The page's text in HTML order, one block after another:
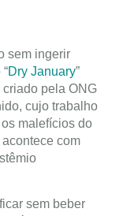
sem ingerir
Dry January”
pela ONG
cujo trabalho
malefícios do
com
sem beber